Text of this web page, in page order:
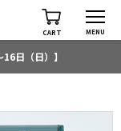
CART MENU
日（日）】